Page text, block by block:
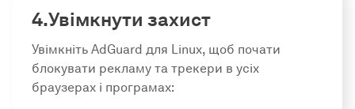
Увімкнути захист
Увімкніть AdGuard для Linux, щоб почати
блокувати рекламу та трекери в усіх
браузерах і програмах: